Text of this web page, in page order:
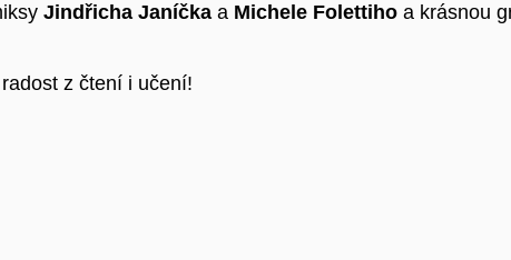
Jindřicha Janíčka a Michele Folettiho a krásnou
z čtení i učení!